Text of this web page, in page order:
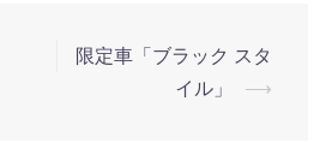
限定車「ブラック スタ
イル」
⟶